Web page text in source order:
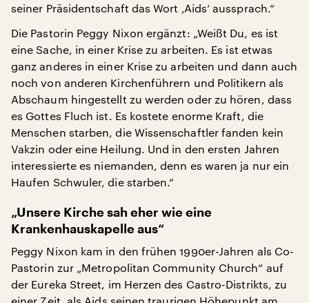
seiner Präsidentschaft das Wort ‚Aids‘ aussprach.“
Die Pastorin Peggy Nixon ergänzt: „Weißt Du, es ist
eine Sache, in einer Krise zu arbeiten. Es ist etwas
ganz anderes in einer Krise zu arbeiten und dann auch
noch von anderen Kirchenführern und Politikern als
Abschaum hingestellt zu werden oder zu hören, dass
es Gottes Fluch ist. Es kostete enorme Kraft, die
Menschen starben, die Wissenschaftler fanden kein
Vakzin oder eine Heilung. Und in den ersten Jahren
interessierte es niemanden, denn es waren ja nur ein
Haufen Schwuler, die starben.“
„Unsere Kirche sah eher wie eine
Krankenhauskapelle aus“
Peggy Nixon kam in den frühen 1990er-Jahren als Co-
Pastorin zur „Metropolitan Community Church“ auf
der Eureka Street, im Herzen des Castro-Distrikts, zu